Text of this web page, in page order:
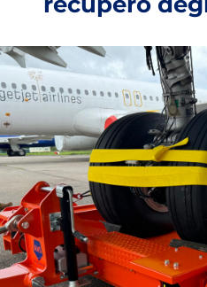
TRAINO DI
I nostri prodotti per il
recupero, kit di
rinforzatieKit di
PER